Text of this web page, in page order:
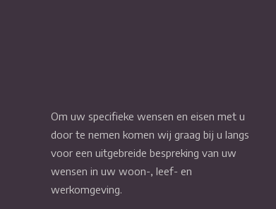
Om uw specifieke wensen en eisen met u
door te nemen komen wij graag bij u langs
voor een uitgebreide bespreking van uw
wensen in uw woon-, leef- en
werkomgeving.